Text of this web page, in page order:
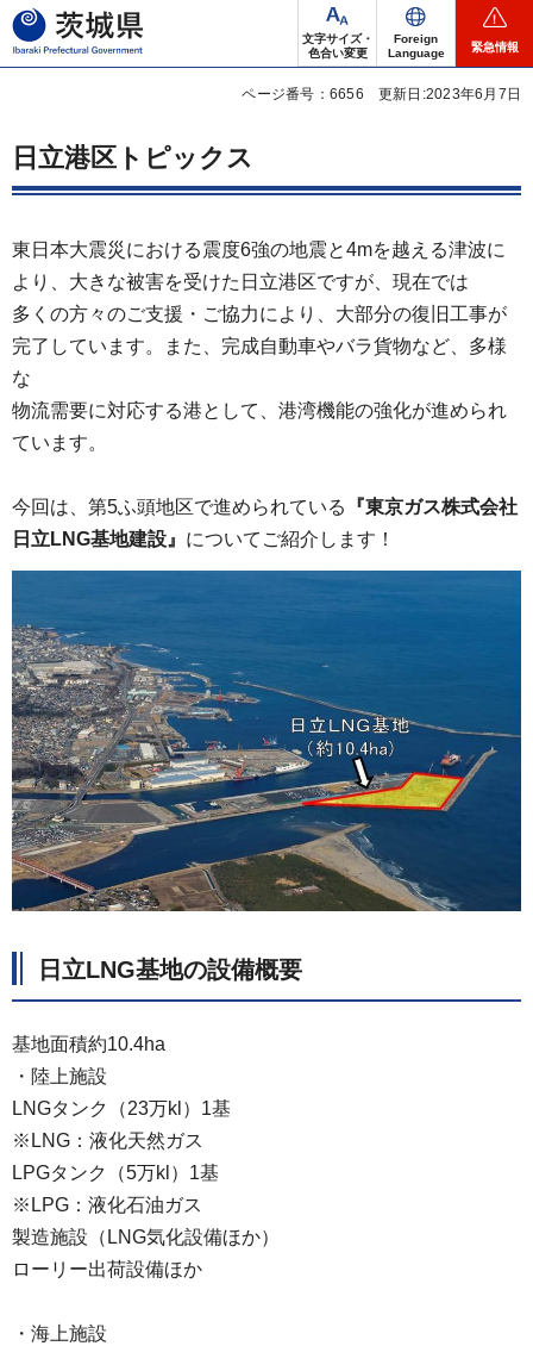
茨城県
文字サイズ・
色合い変更
Foreign
Language
緊急情報
ページ番号：6656 更新日:2023年6月7日
日立港区トピックス
東日本大震災における震度6強の地震と4mを越える津波に
より、大きな被害を受けた日立港区ですが、現在では
多くの方々のご支援・ご協力により、大部分の復旧工事が
完了しています。また、完成自動車やバラ貨物など、多様
な
物流需要に対応する港として、港湾機能の強化が進められ
ています。
今回は、第5ふ頭地区で進められている
『東京ガス株式会社
日立LNG基地建設』 についてご紹介します！
日立LNG基地の設備概要
基地面積約10.4ha
・陸上施設
LNGタンク（23万kl）1基
※LNG：液化天然ガス
LPGタンク（5万kl）1基
※LPG：液化石油ガス
製造施設（LNG気化設備ほか）
ローリー出荷設備ほか
・海上施設